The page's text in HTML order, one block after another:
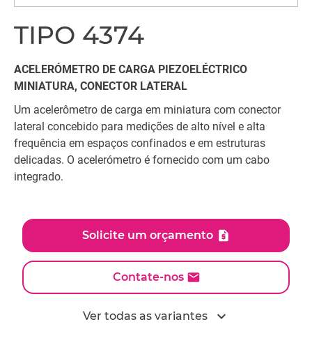
TIPO 4374
ACELERÓMETRO DE CARGA PIEZOELÉCTRICO
MINIATURA, CONECTOR LATERAL
Um acelerômetro de carga em miniatura com conector
lateral concebido para medições de alto nível e alta
frequência em espaços confinados e em estruturas
delicadas. O acelerómetro é fornecido com um cabo
integrado.
Solicite um orçamento
Contate-nos
Ver todas as variantes expand_more